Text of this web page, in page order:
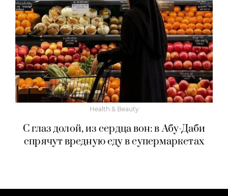
Health & Beauty
С глаз долой, из сердца вон: в Абу-Даби
спрячут вредную еду в супермаркетах